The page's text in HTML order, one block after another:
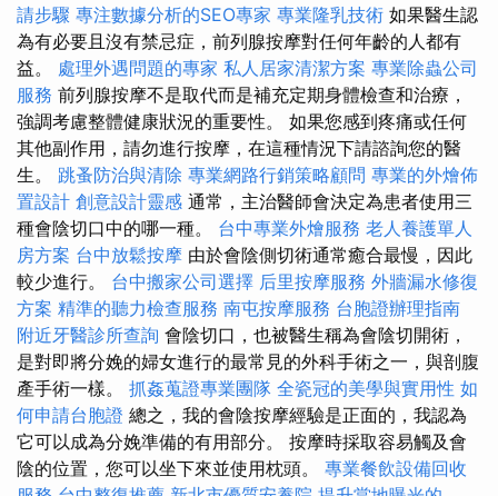
請步驟 專注數據分析的SEO專家 專業隆乳技術 如果醫生認
為有必要且沒有禁忌症，前列腺按摩對任何年齡的人都有
益。 處理外遇問題的專家 私人居家清潔方案 專業除蟲公司
服務 前列腺按摩不是取代而是補充定期身體檢查和治療，
強調考慮整體健康狀況的重要性。 如果您感到疼痛或任何
其他副作用，請勿進行按摩，在這種情況下請諮詢您的醫
生。 跳蚤防治與清除 專業網路行銷策略顧問 專業的外燴佈
置設計 創意設計靈感 通常，主治醫師會決定為患者使用三
種會陰切口中的哪一種。 台中專業外燴服務 老人養護單人
房方案 台中放鬆按摩 由於會陰側切術通常癒合最慢，因此
較少進行。 台中搬家公司選擇 后里按摩服務 外牆漏水修復
方案 精準的聽力檢查服務 南屯按摩服務 台胞證辦理指南
附近牙醫診所查詢 會陰切口，也被醫生稱為會陰切開術，
是對即將分娩的婦女進行的最常見的外科手術之一，與剖腹
產手術一樣。 抓姦蒐證專業團隊 全瓷冠的美學與實用性 如
何申請台胞證 總之，我的會陰按摩經驗是正面的，我認為
它可以成為分娩準備的有用部分。 按摩時採取容易觸及會
陰的位置，您可以坐下來並使用枕頭。 專業餐飲設備回收